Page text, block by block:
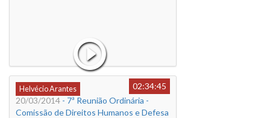
Helvécio Arantes
02:34:45
20/03/2014 - 7ª Reunião Ordinária -
Comissão de Direitos Humanos e Defesa